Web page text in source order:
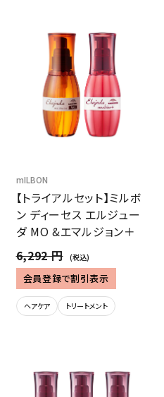
mILBON
【トライアルセット】ミルボ
ン ディーセス エルジュー
ダ MO &エマルジョン＋
6,292 円
(税込)
会員登録で割引表示
ヘアケア トリートメント